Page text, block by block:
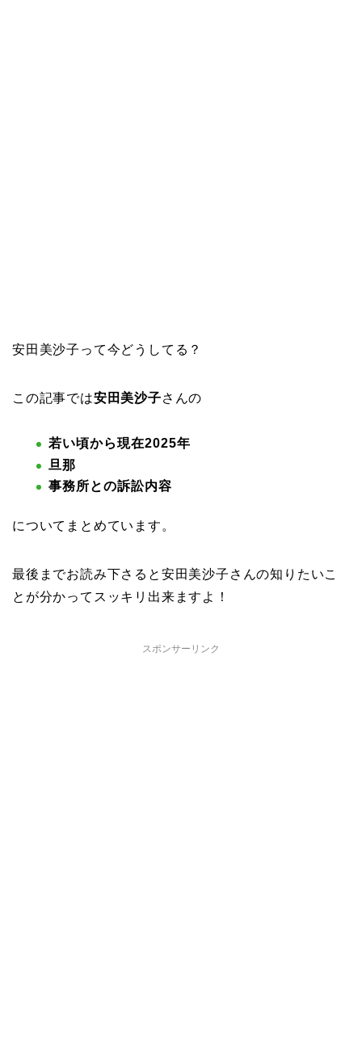
安田美沙子って今どうしてる？
この記事では安田美沙子さんの
若い頃から現在2025年
旦那
事務所との訴訟内容
についてまとめています。
最後までお読み下さると安田美沙子さんの知りたいこ
とが分かってスッキリ出来ますよ！
スポンサーリンク